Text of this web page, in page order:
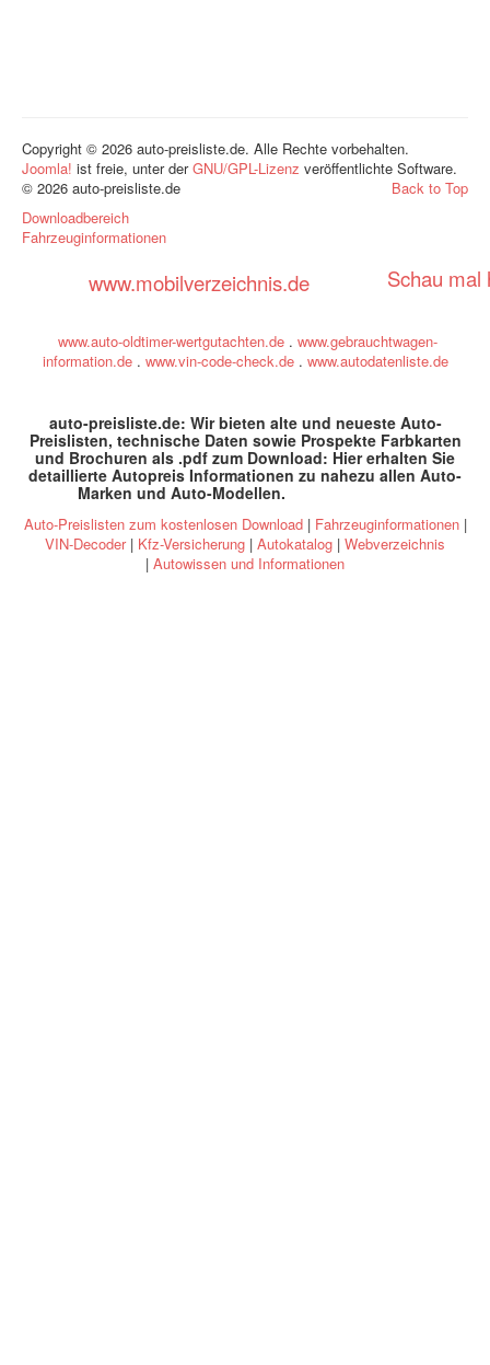
Copyright © 2026 auto-preisliste.de. Alle Rechte vorbehalten.
Joomla! ist freie, unter derGNU/GPL-Lizenz veröffentlichte Software.
Back to Top
© 2026 auto-preisliste.de
Downloadbereich
Fahrzeuginformationen
www.mobilverzeichnis.de Schau mal
www.auto-oldtimer-wertgutachten.de. www.gebrauchtwagen-
information.de. www.vin-code-check.de. www.autodatenliste.de
auto-preisliste.de: Wir bieten alte und neueste Auto-
Preislisten, technische Daten sowie Prospekte Farbkarten
und Brochuren als .pdf zum Download: Hier erhalten Sie
detaillierte Autopreis Informationen zu nahezu allen Auto-
Marken und Auto-Modellen.
Auto-Preislisten zum kostenlosen Download| Fahrzeuginformationen|
VIN-Decoder| Kfz-Versicherung | Autokatalog | Webverzeichnis
| Autowissen und Informationen